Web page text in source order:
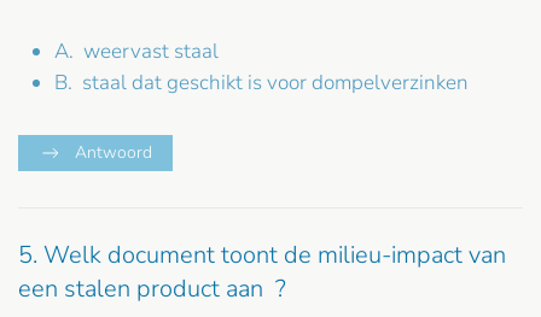
A. weervast staal
B. staal dat geschikt is voor dompelverzinken
Antwoord
5. Welk document toont de milieu-impact van
een stalen product aan ?